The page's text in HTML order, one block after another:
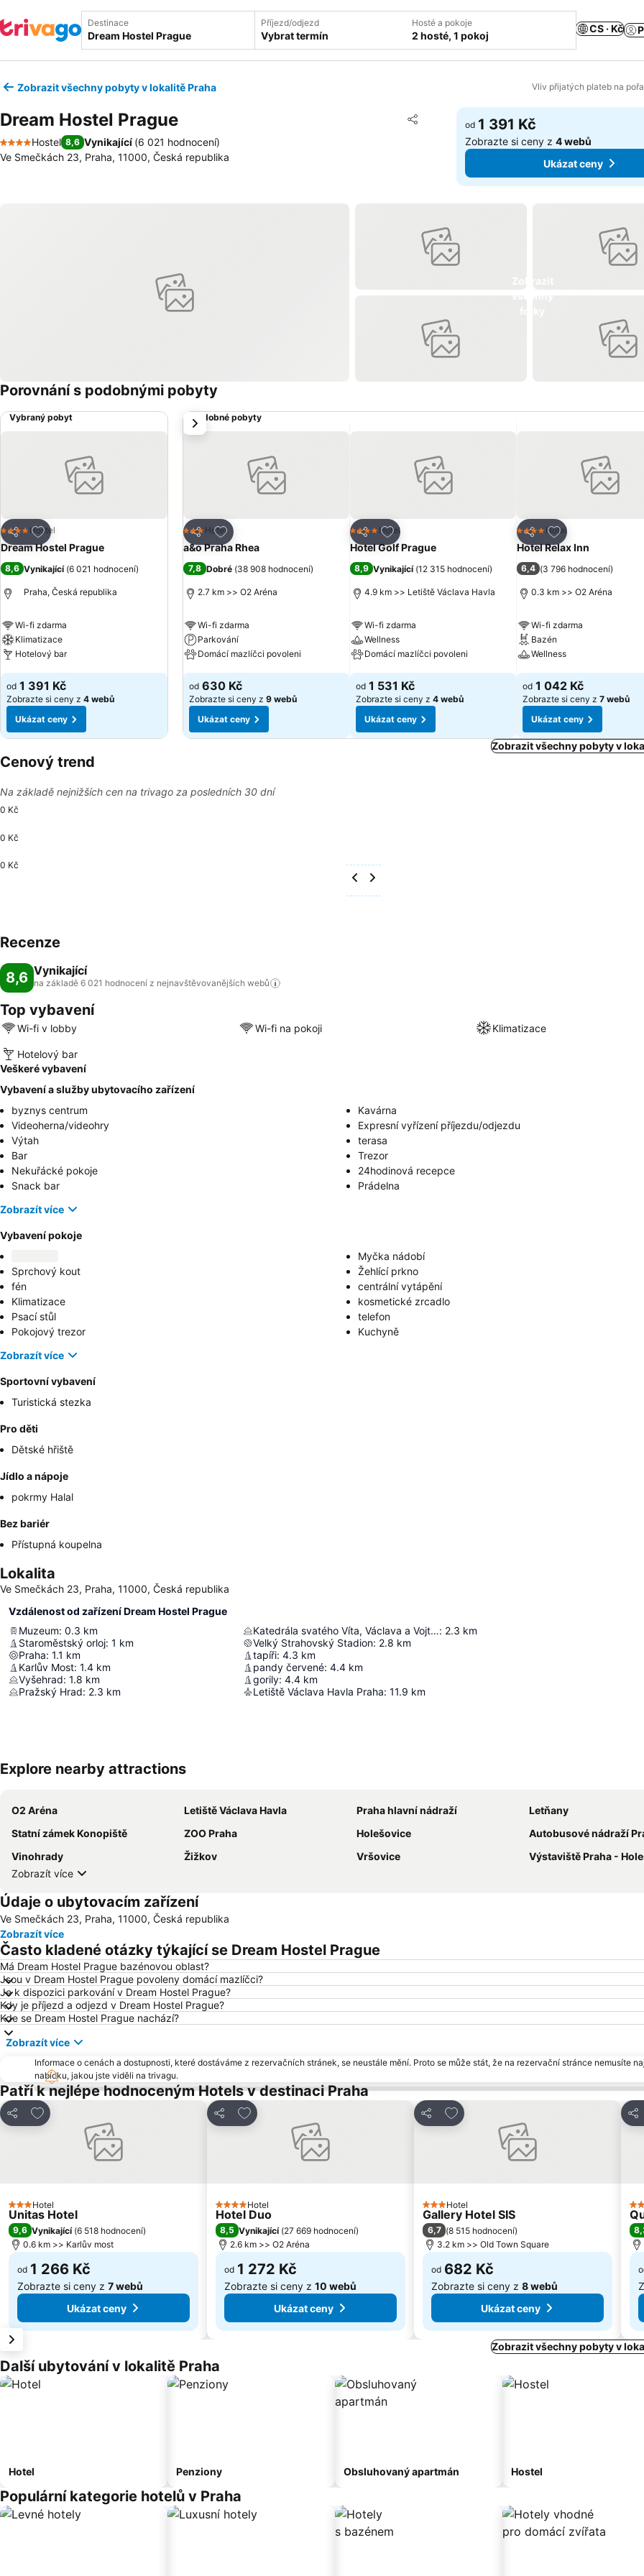
Destinace Příjezd/odjezd
Vybrat termín
Hosté a pokoje
2 hosté, 1 pokoj
CS · Kč
Zobrazit všechny pobyty v lokalitě Praha Vliv přijatých plateb na
Dream Hostel Prague Sdílet
Přidat na seznam oblíbených hotelů
4 Počet hvězdiček
Hostel 8,6 Vynikající (6 021 hodnocení)
Ve Smečkách 23, Praha, 11000, Česká republika
od 1 391 Kč
Zobrazte si ceny z4 webů
Ukázat ceny
Porovnání s podobnými pobyty
Vybraný pobyt
Sdílet
Přidat na seznam oblíbených hotelů
4 Počet hvězdiček
Hostel
Dream Hostel Prague
8,6 Vynikající (6 021 hodnocení)
Praha, Česká republika
Wi-fi zdarma
Klimatizace
Hotelový bar
Ukázat ceny
od 1 391 Kč
Zobrazte si ceny z 4 webů
Ukázat ceny
Podobné pobyty
Sdílet
Přidat na seznam oblíbených hotelů
3 Počet hvězdiček
Hotel
a&o Praha Rhea
7,8 Dobré (38 908 hodnocení)
2.7 km >> O2 Aréna
Wi-fi zdarma
Parkování
Domácí mazlíčci povoleni
Ukázat ceny
od 630 Kč
Zobrazte si ceny z 9 webů
Ukázat ceny
Sdílet
Přidat na seznam oblíbených hotelů
4 Počet hvězdiček
Hotel
Hotel Golf Prague
8,9 Vynikající (12 315 hodnocení)
4.9 km >> Letiště Václava Havla
Wi-fi zdarma
Wellness
Domácí mazlíčci povoleni
Ukázat ceny
od 1 531 Kč
Zobrazte si ceny z 4 webů
Ukázat ceny
Sdílet
Přidat na seznam
4 Počet hvězdiček
Hotel
Hotel Relax Inn
6,4 (3 796 hodnocení)
0.3 km >> O2 Aréna
Wi-fi zdarma
Bazén
Wellness
Ukázat ceny
od 1 042 Kč
Zobrazte si ceny z 7 webů
Ukázat ceny
další
Zobrazit všechny pobyty v
Cenový trend
Na základě nejnižších cen na trivago za posledních 30 dní
0 Kč
0 Kč
0 Kč
Recenze
8,6 Vynikající
na základě 6 021 hodnocení z nejnavštěvovanějších webů
Top vybavení
Wi-fi v lobby Wi-fi na pokoji Klimatizace
Hotelový bar
Veškeré vybavení
Vybavení a služby ubytovacího zařízení
byznys centrum
Kavárna
Videoherna/videohry
Expresní vyřízení příjezdu/odjezdu
Výtah
terasa
Bar
Trezor
Nekuřácké pokoje
24hodinová recepce
Snack bar
Prádelna
Zobrazít více
Vybavení pokoje
Myčka nádobí
Sprchový kout
Žehlící prkno
fén
centrální vytápění
Klimatizace
kosmetické zrcadlo
Psací stůl
telefon
Pokojový trezor
Kuchyně
Zobrazít více
Sportovní vybavení
Turistická stezka
Pro děti
Dětské hřiště
Jídlo a nápoje
pokrmy Halal
Bez bariér
Přístupná koupelna
Lokalita
Ve Smečkách 23, Praha, 11000, Česká republika
Vzdálenost od zařízení Dream Hostel Prague
Muzeum: 0.3 km
Staroměstský orloj: 1 km
Praha: 1.1 km
Karlův Most: 1.4 km
Vyšehrad: 1.8 km
Pražský Hrad: 2.3 km
Katedrála svatého Víta, Václava a Vojtěcha: 2.3 km
Velký Strahovský Stadion: 2.8 km
tapíři: 4.3 km
pandy červené: 4.4 km
gorily: 4.4 km
Letiště Václava Havla Praha: 11.9 km
Explore nearby attractions
O2 Aréna Letiště Václava Havla Praha hlavní nádraží
Letňany
Statní zámek Konopiště
ZOO Praha Holešovice
Autobusové nádraží
Vinohrady
Žižkov Vršovice
Výstaviště Praha -
Zobrazít více
Údaje o ubytovacím zařízení
Ve Smečkách 23, Praha, 11000, Česká republika
Zobrazít více
Často kladené otázky týkající se Dream Hostel Prague
Má Dream Hostel Prague bazénovou oblast?
Jsou v Dream Hostel Prague povoleny domácí mazlíčci?
Je k dispozici parkování v Dream Hostel Prague?
Kdy je příjezd a odjezd v Dream Hostel Prague?
Kde se Dream Hostel Prague nachází?
Zobrazít více
Informace o cenách a dostupnosti, které dostáváme z rezervačních stránek, se neustále mění. Proto se může stát, že na rezervační stránce nemusíte
nabídku, jakou jste viděli na trivagu.
Patří k nejlépe hodnoceným Hotels v destinaci Praha
Sdílet
Přidat na seznam oblíbených hotelů
3 Počet hvězdiček
Hotel
Unitas Hotel
9,6 Vynikající (6 518 hodnocení)
0.6 km >> Karlův most
od 1 266 Kč
Zobrazte si ceny z 7 webů
Ukázat ceny
Sdílet
Přidat na seznam oblíbených hotelů
4 Počet hvězdiček
Hotel
Hotel Duo
8,5 Vynikající (27 669 hodnocení)
2.6 km >> O2 Aréna
od 1 272 Kč
Zobrazte si ceny z 10 webů
Ukázat ceny
Sdílet
Přidat na seznam oblíbených hotelů
3 Počet hvězdiček
Hotel
Gallery Hotel SIS
6,7 (8 515 hodnocení)
3.2 km >> Old Town Square
od 682 Kč
Zobrazte si ceny z 8 webů
Ukázat ceny
4
Zobrazit všechny pobyty v
Další ubytování v lokalitě Praha
Hotel Penziony Obsluhovaný apartmán Hostel
Populární kategorie hotelů v Praha